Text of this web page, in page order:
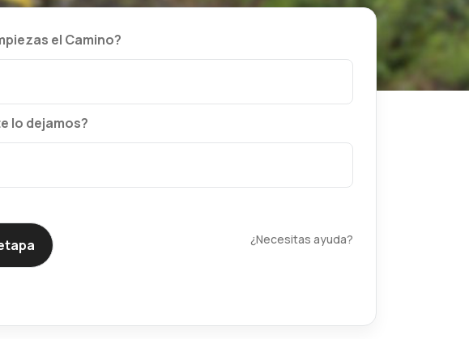
el Camino?
lo dejamos?
¿Necesitas ayuda?